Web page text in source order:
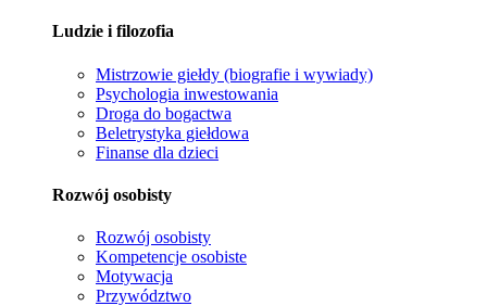
Ludzie i filozofia
Mistrzowie giełdy (biografie i wywiady)
Psychologia inwestowania
Droga do bogactwa
Beletrystyka giełdowa
Finanse dla dzieci
Rozwój osobisty
Rozwój osobisty
Kompetencje osobiste
Motywacja
Przywództwo